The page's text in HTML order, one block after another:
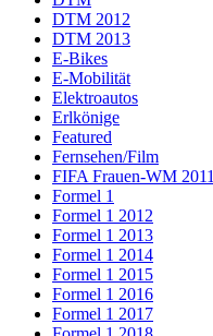
DTM 2012
DTM 2013
E-Bikes
E-Mobilität
Elektroautos
Erlkönige
Featured
Fernsehen/Film
FIFA Frauen-WM 2011
Formel 1
Formel 1 2012
Formel 1 2013
Formel 1 2014
Formel 1 2015
Formel 1 2016
Formel 1 2017